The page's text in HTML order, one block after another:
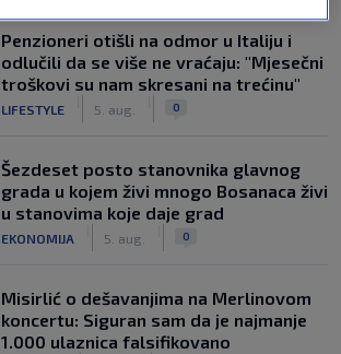
Penzioneri otišli na odmor u Italiju i
odlučili da se više ne vraćaju: "Mjesečni
troškovi su nam skresani na trećinu"
LIFESTYLE 5. aug. 0
Šezdeset posto stanovnika glavnog
grada u kojem živi mnogo Bosanaca živi
u stanovima koje daje grad
EKONOMIJA 5. aug. 0
Misirlić o dešavanjima na Merlinovom
koncertu: Siguran sam da je najmanje
1.000 ulaznica falsifikovano